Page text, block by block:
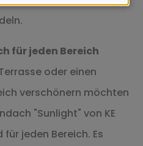
für jeden Bereich
oder einen
verschönern möchten
"Sunlight" von KE
jeden Bereich. Es